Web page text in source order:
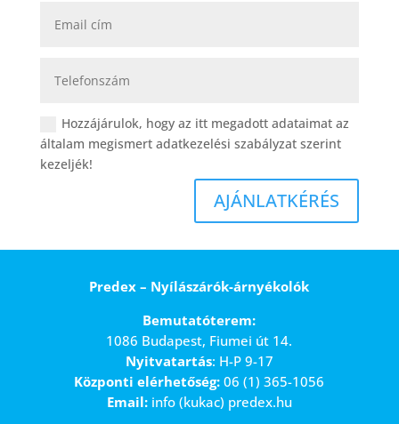
Hozzájárulok, hogy az itt megadott adataimat az
általam megismert adatkezelési szabályzat szerint
kezeljék!
AJÁNLATKÉRÉS
Predex – Nyílászárók-árnyékolók
Bemutatóterem:
1086 Budapest, Fiumei út 14.
Nyitvatartás: H-P 9-17
Központi elérhetőség: 06 (1) 365-1056
Email: info (kukac) predex.hu